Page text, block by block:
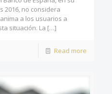
2016, no considera
a los usuarios a
situación. La […]
Read more